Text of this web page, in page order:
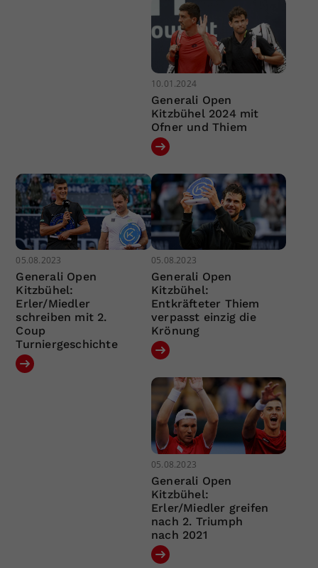
10.01.2024
Generali Open
Kitzbühel 2024 mit
Ofner und Thiem
05.08.2023
Generali Open
Kitzbühel:
Erler/Miedler
schreiben mit 2.
Coup
Turniergeschichte
05.08.2023
Generali Open
Kitzbühel:
Entkräfteter Thiem
verpasst einzig die
Krönung
05.08.2023
Generali Open
Kitzbühel:
Erler/Miedler greifen
nach 2. Triumph
nach 2021